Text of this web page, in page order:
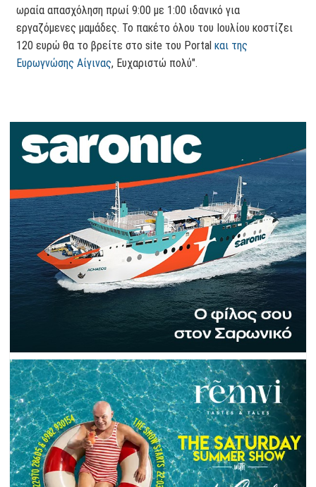
ωραία απασχόληση πρωί 9:00 με 1:00 ιδανικό για
εργαζόμενες μαμάδες. Το πακέτο όλου του Ιουλίου κοστίζει
120 ευρώ θα το βρείτε στο site του Portal και της
Ευρωγνώσης Αίγινας, Ευχαριστώ πολύ".